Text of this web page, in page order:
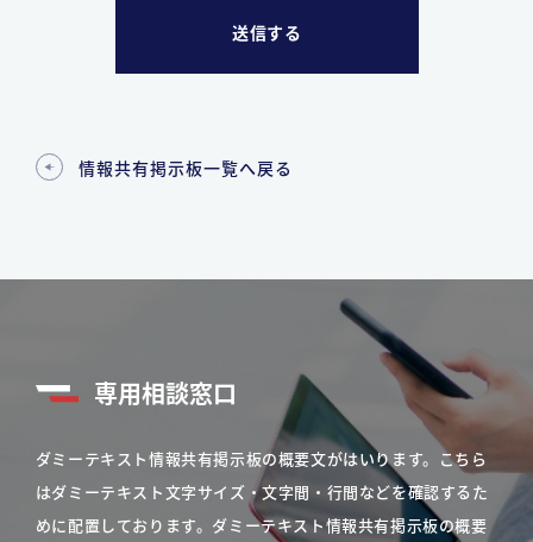
情報共有掲示板一覧へ戻る
専用相談窓口
ダミーテキスト情報共有掲示板の概要文がはいります。こちら
はダミーテキスト文字サイズ・文字間・行間などを確認するた
めに配置しております。ダミーテキスト情報共有掲示板の概要